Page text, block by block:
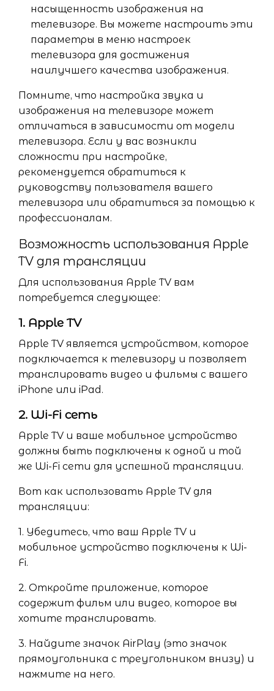
насыщенность изображения на
телевизоре. Вы можете настроить эти
параметры в меню настроек
телевизора для достижения
наилучшего качества изображения.
Помните, что настройка звука и
изображения на телевизоре может
отличаться в зависимости от модели
телевизора. Если у вас возникли
сложности при настройке,
рекомендуется обратиться к
руководству пользователя вашего
телевизора или обратиться за помощью к
профессионалам.
Возможность использования Apple
TV для трансляции
Для использования Apple TV вам
потребуется следующее:
1. Apple TV
Apple TV является устройством, которое
подключается к телевизору и позволяет
транслировать видео и фильмы с вашего
iPhone или iPad.
2. Wi-Fi сеть
Apple TV и ваше мобильное устройство
должны быть подключены к одной и той
же Wi-Fi сети для успешной трансляции.
Вот как использовать Apple TV для
трансляции:
1. Убедитесь, что ваш Apple TV и
мобильное устройство подключены к Wi-
Fi.
2. Откройте приложение, которое
содержит фильм или видео, которое вы
хотите транслировать.
3. Найдите значок AirPlay (это значок
прямоугольника с треугольником внизу) и
нажмите на него.